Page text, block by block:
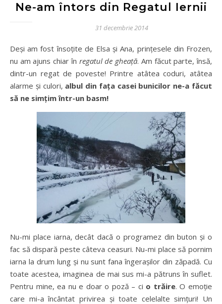
Ne-am întors din Regatul Iernii
31 decembrie 2014
Deși am fost însoțite de Elsa și Ana, prințesele din Frozen,
nu am ajuns chiar în regatul de gheață. Am făcut parte, însă,
dintr-un regat de poveste! Printre atâtea coduri, atâtea
alarme și culori, albul din fața casei bunicilor ne-a făcut
să ne simțim într-un basm!
Nu-mi place iarna, decât dacă o programez din buton și o
fac să dispară peste câteva ceasuri. Nu-mi place să pornim
iarna la drum lung și nu sunt fana îngerașilor din zăpadă. Cu
toate acestea, imaginea de mai sus mi-a pătruns în suflet.
Pentru mine, ea nu e doar o poză – ci o trăire. O emoție
care mi-a încântat privirea și toate celelalte simțuri! Un